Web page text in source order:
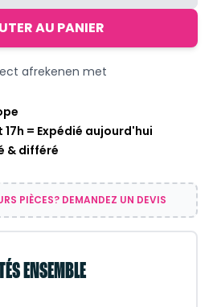
AU PANIER
afrekenen met
= Expédié aujourd'hui
& différé
PIÈCES? DEMANDEZ UN DEVIS
ENSEMBLE